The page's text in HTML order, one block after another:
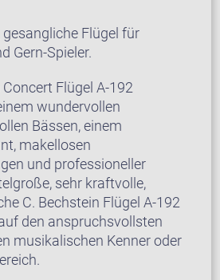
Flügel für
Gern-Spieler.
Flügel A-192
wundervollen
Bässen, einem
makellosen
und professioneller
sehr kraftvolle,
C. Bechstein Flügel A-192
den anspruchsvollsten
musikalischen Kenner oder